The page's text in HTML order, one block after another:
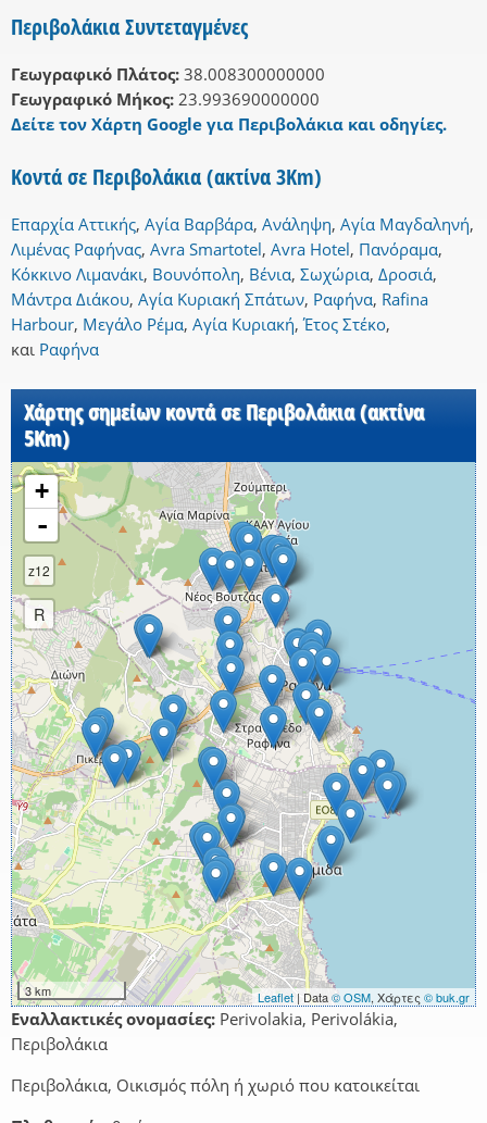
Περιβολάκια Συντεταγμένες
Γεωγραφικό Πλάτος: 38.008300000000
Γεωγραφικό Μήκος: 23.993690000000
Δείτε τον Χάρτη Google για Περιβολάκια και οδηγίες.
Κοντά σε Περιβολάκια (ακτίνα 3Km)
Επαρχία Αττικής, Αγία Βαρβάρα, Ανάληψη, Αγία Μαγδαληνή,
Λιμένας Ραφήνας, Avra Smartotel, Avra Hotel, Πανόραμα,
Κόκκινο Λιμανάκι, Βουνόπολη, Βένια, Σωχώρια, Δροσιά,
Μάντρα Διάκου, Αγία Κυριακή Σπάτων, Ραφήνα, Rafina
Harbour, Μεγάλο Ρέμα, Αγία Κυριακή,Έτος Στέκο,
και Ραφήνα
Χάρτης σημείων κοντά σε Περιβολάκια (ακτίνα
5Km)
+
-
z12
R
3 km Leaflet | Data© OSM, Χάρτες © buk.gr
Εναλλακτικές ονομασίες: Perivolakia, Perivolákia,
Περιβολάκια
Περιβολάκια, Οικισμός πόλη ή χωριό που κατοικείται